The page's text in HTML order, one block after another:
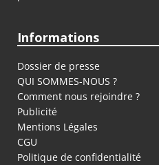
Informations
Dossier de presse
QUI SOMMES-NOUS ?
Comment nous rejoindre ?
Publicité
Mentions Légales
CGU
Politique de confidentialité